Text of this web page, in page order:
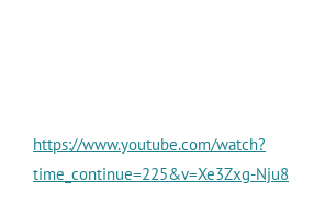
https://www.youtube.com/watch?
time_continue=225&v=Xe3Zxg-Nju8